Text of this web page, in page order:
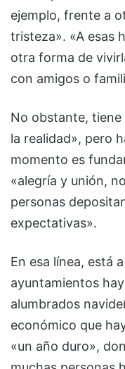
ejemplo, frente a
tristeza». «A esas
otra forma de
con amigos o
No obstante, tiene
la realidad», pero
momento es
«alegría y unión,
personas
expectativas».
En esa línea, está
ayuntamientos
alumbrados
económico que
«un año duro»,